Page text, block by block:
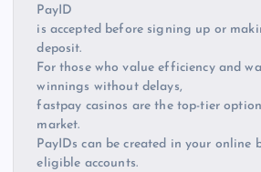
PayID
is accepted before signing up or
deposit.
For those who value efficiency and
winnings without delays,
fastpay casinos are the top-tier
market.
PayIDs can be created in your online
eligible accounts.